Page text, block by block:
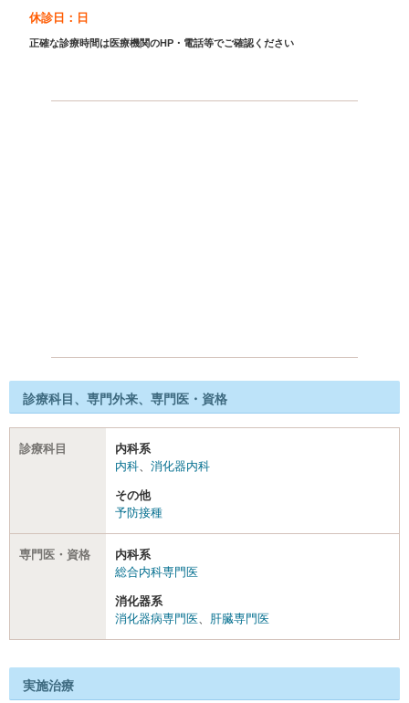
休診日：日
正確な診療時間は医療機関のHP・電話等でご確認ください
診療科目、専門外来、専門医・資格
診療科目
内科系
内科、 消化器内科
その他
予防接種
専門医・資格
内科系
総合内科専門医
消化器系
消化器病専門医、 肝臓専門医
実施治療